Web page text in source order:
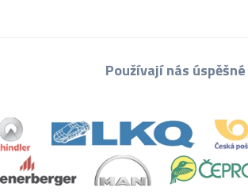
Používají nás